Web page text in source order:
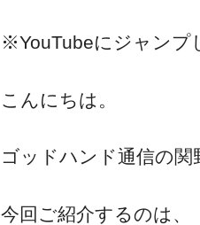
※YouTubeにジャンプ
こんにちは。
ゴッドハンド通信の関
今回ご紹介するのは、